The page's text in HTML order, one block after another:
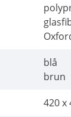
blå
brun
420 x